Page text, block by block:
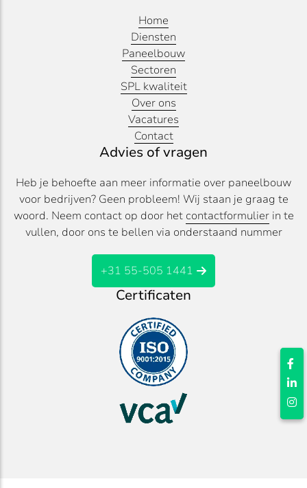
Home
Diensten
Paneelbouw
Sectoren
SPL kwaliteit
Over ons
Vacatures
Contact
Advies of vragen
Heb je behoefte aan meer informatie over paneelbouw
voor bedrijven? Geen probleem! Wij staan je graag te
woord. Neem contact op door het contactformulierin te
vullen, door ons te bellen via onderstaand nummer
+31 55-505 1441
Certificaten